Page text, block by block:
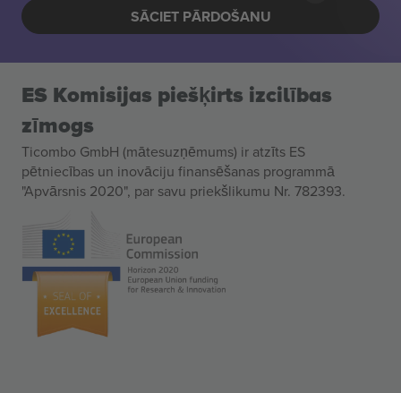
SĀCIET PĀRDOŠANU
ES Komisijas piešķirts izcilības
zīmogs
Ticombo GmbH (mātesuzņēmums) ir atzīts ES
pētniecības un inovāciju finansēšanas programmā
"Apvārsnis 2020", par savu priekšlikumu Nr. 782393.